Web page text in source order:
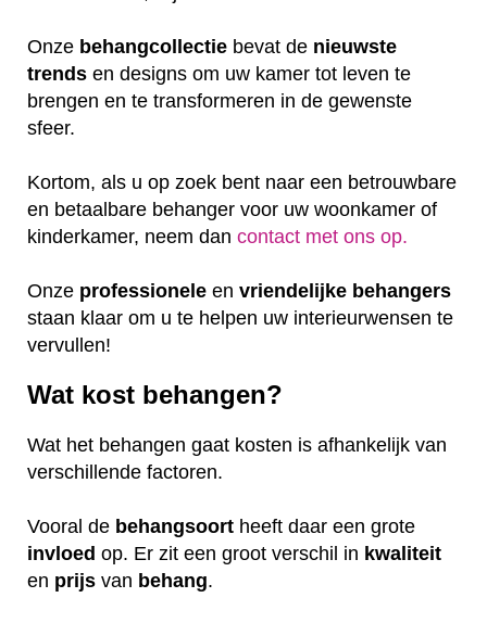
Onze behangcollectie bevat de nieuwste
trends en designs om uw kamer tot leven te
brengen en te transformeren in de gewenste
sfeer.
Kortom, als u op zoek bent naar een betrouwbare
en betaalbare behanger voor uw woonkamer of
kinderkamer, neem dan contact met ons op.
Onze professionele en vriendelijke behangers
staan klaar om u te helpen uw interieurwensen te
vervullen!
Wat kost behangen?
Wat het behangen gaat kosten is afhankelijk van
verschillende factoren.
Vooral de behangsoort heeft daar een grote
invloed op. Er zit een groot verschil in kwaliteit
en prijs van behang.